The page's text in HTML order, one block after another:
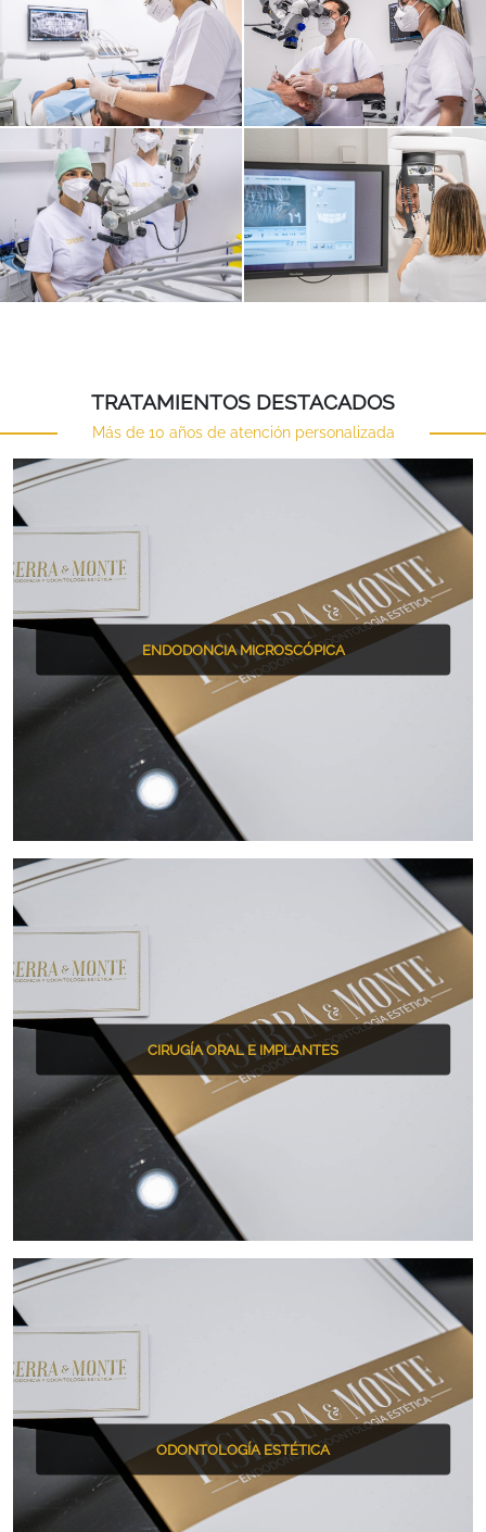
TRATAMIENTOS DESTACADOS
Más de 10 años de atención personalizada
ENDODONCIA MICROSCÓPICA
CIRUGÍA ORAL E IMPLANTES
ODONTOLOGÍA ESTÉTICA